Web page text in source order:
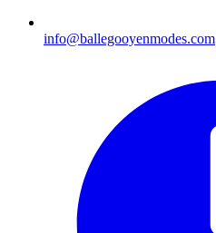
info@ballegooyenmodes.com